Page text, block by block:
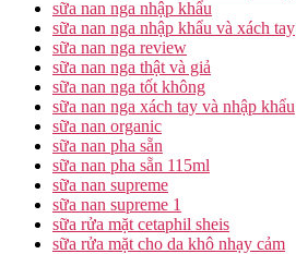
sữa nan nga nhập khẩu
sữa nan nga nhập khẩu và xách tay
sữa nan nga review
sữa nan nga thật và giả
sữa nan nga tốt không
sữa nan nga xách tay và nhập khẩu
sữa nan organic
sữa nan pha sẵn
sữa nan pha sẵn 115ml
sữa nan supreme
sữa nan supreme 1
sữa rửa mặt cetaphil sheis
sữa rửa mặt cho da khô nhạy cảm